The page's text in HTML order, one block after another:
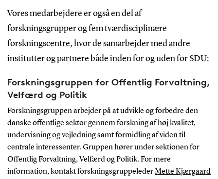
Vores medarbejdere er også en del af
forskningsgrupper og fem tværdisciplinære
forskningscentre, hvor de samarbejder med andre
institutter og partnere både inden for og uden for SDU:
Forskningsgruppen for Offentlig Forvaltning,
Velfærd og Politik
Forskningsgruppen arbejder på at udvikle og forbedre den
danske offentlige sektor gennem forskning af høj kvalitet,
undervisning og vejledning samt formidling af viden til
centrale interessenter. Gruppen hører under sektionen for
Offentlig Forvaltning, Velfærd og Politik. For mere
information, kontakt forskningsgruppelederMette Kjærgaard